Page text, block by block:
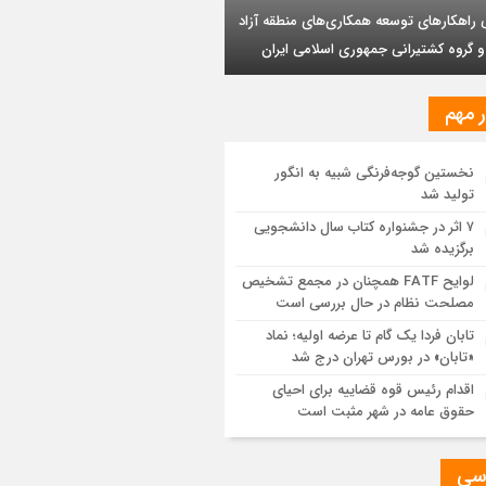
تبریز در مسیر تحقق صنعت سبز
نفت رسیده است
اولیه تابان فردا (بزرگترین عرضه اولیه
بورس) از نگاهی دیگر
موانع صادرات برق
بر تداوم حمایت از فاز دوم توسعه میدان
مهم
نخستین گوجه‌فرنگی شبیه به انگور
تولید شد
۷ اثر در جشنواره کتاب سال دانشجویی
برگزیده شد
لوایح FATF همچنان در مجمع تشخیص
مصلحت نظام در حال بررسی است
تابان فردا یک گام تا عرضه اولیه؛ نماد
«تابان» در بورس تهران درج شد
اقدام رئیس قوه قضاییه برای احیای
حقوق عامه در شهر مثبت است